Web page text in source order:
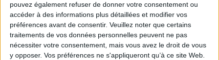
pouvez également refuser de donner votre consentement ou
accéder à des informations plus détaillées et modifier vos
préférences avant de consentir. Veuillez noter que certains
traitements de vos données personnelles peuvent ne pas
nécessiter votre consentement, mais vous avez le droit de vous
y opposer. Vos préférences ne s'appliqueront qu’à ce site Web.
HelloSpot facilite la relation entre collectivités et
citoyens grâce à l'IA